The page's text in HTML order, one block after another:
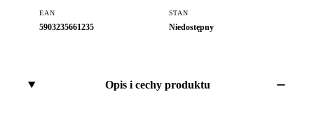
EAN
5903235661235
STAN
Niedostępny
Opis i cechy produktu